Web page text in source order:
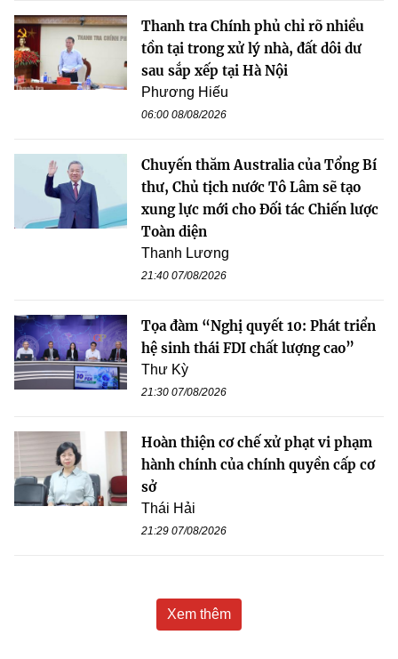
Thanh tra Chính phủ chỉ rõ nhiều
tồn tại trong xử lý nhà, đất dôi dư
sau sắp xếp tại Hà Nội
Phương Hiếu
06:00 08/08/2026
Chuyến thăm Australia của Tổng Bí
thư, Chủ tịch nước Tô Lâm sẽ tạo
xung lực mới cho Đối tác Chiến lược
Toàn diện
Thanh Lương
21:40 07/08/2026
Tọa đàm “Nghị quyết 10: Phát triển
hệ sinh thái FDI chất lượng cao”
Thư Kỳ
21:30 07/08/2026
Hoàn thiện cơ chế xử phạt vi phạm
hành chính của chính quyền cấp cơ
sở
Thái Hải
21:29 07/08/2026
Xem thêm